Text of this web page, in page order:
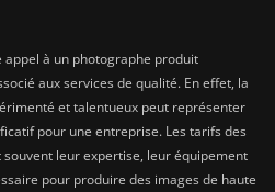
à un photographe produit
aux services de qualité. En effet, la
et talentueux peut représenter
pour une entreprise. Les tarifs des
leur expertise, leur équipement
pour produire des images de haute